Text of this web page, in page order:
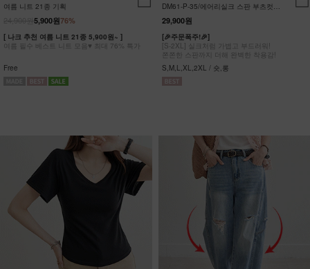
여름 니트 21종 기획
76%
5,900원
[ 나크 추천 여름 니트 21종 5,900원~ ]
여름 필수 베스트 니트 모음♥ 최대 76% 특가
Free
DM61-P-35/에어리실크 스판 부츠컷팬
츠_DY
29,900원
[🎉주문폭주!🎉]
[S-2XL] 실크처럼 가볍고 부드러워!
쫀쫀한 스판까지 더해 완벽한 착용감!
S,M,L,XL,2XL / 숏,롱